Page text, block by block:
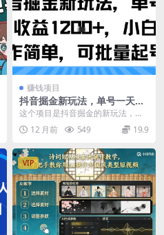
赚钱项目
抖音掘金新玩法，单号一天收
益多张，小白操作简单，可批
量起号
这个项目是抖音掘金的新玩法，实
操单号一天收益可达1k+，小白操作
简单，可以批量起...
12 月前 549 19.9
VIP